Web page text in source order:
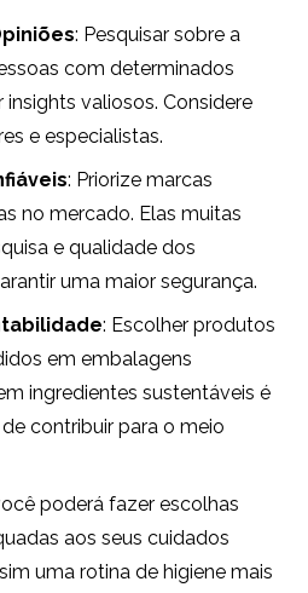
: Pesquisar sobre a
com determinados
valiosos. Considere
e especialistas.
: Priorize marcas
no mercado. Elas muitas
e qualidade dos
uma maior segurança.
: Escolher produtos
em embalagens
ingredientes sustentáveis é
contribuir para o meio
poderá fazer escolhas
aos seus cuidados
uma rotina de higiene mais